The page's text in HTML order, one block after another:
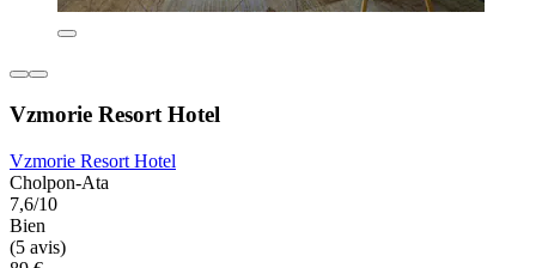
Vzmorie Resort Hotel
Vzmorie Resort Hotel
Cholpon-Ata
7,6/10
Bien
(5 avis)